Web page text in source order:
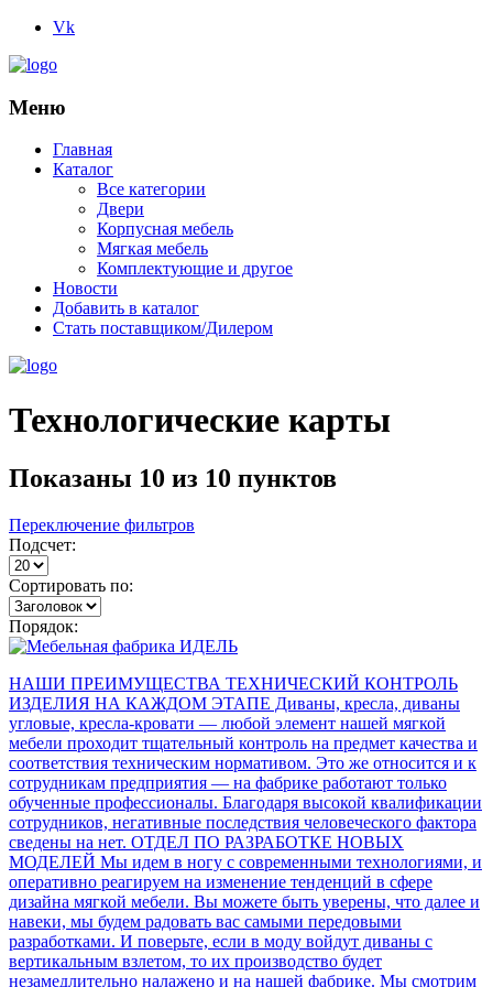
Vk
Меню
Главная
Каталог
Все категории
Двери
Корпусная мебель
Мягкая мебель
Комплектующие и другое
Новости
Добавить в каталог
Стать поставщиком/Дилером
Технологические карты
Показаны 10 из 10 пунктов
Переключение фильтров
Подсчет:
Сортировать по:
Порядок:
НАШИ ПРЕИМУЩЕСТВА ТЕХНИЧЕСКИЙ КОНТРОЛЬ
ИЗДЕЛИЯ НА КАЖДОМ ЭТАПЕ Диваны, кресла, диваны
угловые, кресла-кровати — любой элемент нашей мягкой
мебели проходит тщательный контроль на предмет качества и
соответствия техническим нормативом. Это же относится и к
сотрудникам предприятия — на фабрике работают только
обученные профессионалы. Благодаря высокой квалификации
сотрудников, негативные последствия человеческого фактора
сведены на нет. ОТДЕЛ ПО РАЗРАБОТКЕ НОВЫХ
МОДЕЛЕЙ Мы идем в ногу с современными технологиями, и
оперативно реагируем на изменение тенденций в сфере
дизайна мягкой мебели. Вы можете быть уверены, что далее и
навеки, мы будем радовать вас самыми передовыми
разработками. И поверьте, если в моду войдут диваны с
вертикальным взлетом, то их производство будет
незамедлительно налажено и на нашей фабрике. Мы смотрим